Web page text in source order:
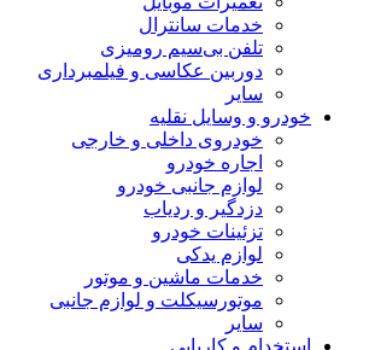
خدمات سانترال
تلفن بی‌سیم رومیزی
دوربین عکاسی و فیلمبرداری
سایر
خودرو و وسایل نقلیه
خودروی داخلی و خارجی
اجاره خودرو
لوازم جانبی خودرو
دزدگیر و ردیاب
تزئینات خودرو
لوازم یدکی
خدمات ماشین و موتور
موتورسیکلت و لوازم جانبی
سایر